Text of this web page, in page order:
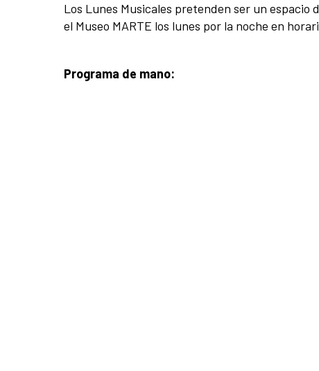
Los Lunes Musicales pretenden ser un
el Museo MARTE los lunes por la noche en
Programa de mano: